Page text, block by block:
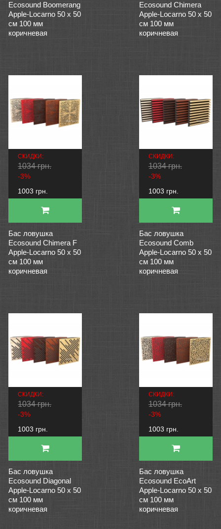
Ecosound Boomerang
Apple-Locarno 50 х 50
см 100 мм
коричневая
Ecosound Chimera
Apple-Locarno 50 х 50
см 100 мм
коричневая
СКИДКИ:
1034 грн.
-3%
1003 грн.
Бас ловушка
Ecosound Chimera F
Apple-Locarno 50 х 50
см 100 мм
коричневая
СКИДКИ:
1034 грн.
-3%
1003 грн.
Бас ловушка
Ecosound Comb
Apple-Locarno 50 х 50
см 100 мм
коричневая
СКИДКИ:
1034 грн.
-3%
1003 грн.
Бас ловушка
Ecosound Diagonal
Apple-Locarno 50 х 50
см 100 мм
коричневая
СКИДКИ:
1034 грн.
-3%
1003 грн.
Бас ловушка
Ecosound EcoArt
Apple-Locarno 50 х 50
см 100 мм
коричневая